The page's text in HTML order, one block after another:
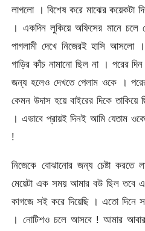
লাগলো । বিশেষ করে মাঝের কয়েকটা
। একদিন লুকিয়ে অফিসের মানে
পাগলামী দেখে নিজেরই হাসি আসলো
গাড়ির কাঁচ নামানো ছিল না । পরের
জন্য হলেও দেখতে পেলাম ওকে ।
কেমন উদাস হয়ে বাইরের দিকে তাকিয়ে
। এভাবে প্রায়ই দিনই আমি যেতাম
!
নিজেকে বোঝানোর জন্য চেষ্টা করতে
মেয়েটা এক সময় আমার বউ ছিল
কাগজে সই করে দিয়েছি । এতো দিনে
। নোটিশও চলে আসবে ! আমার